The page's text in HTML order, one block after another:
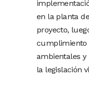
en la planta
proyecto,
cumplimiento
ambientales y
la legislación